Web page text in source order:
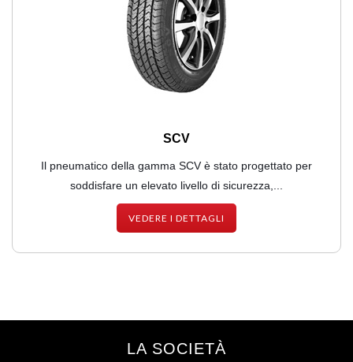
SCV
Il pneumatico della gamma SCV è stato progettato per
soddisfare un elevato livello di sicurezza,...
VEDERE I DETTAGLI
LA SOCIETÀ